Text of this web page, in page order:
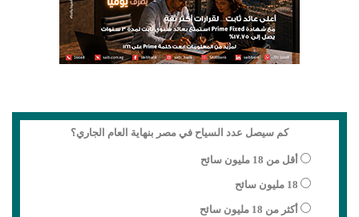
كم سيصل عدد السياح في مصر بنهاية العام الجاري؟
أقل من 18 مليون سائح
18 مليون سائح
أكثر من 18 مليون سائح